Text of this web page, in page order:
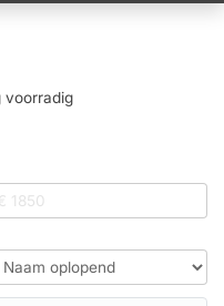
voorradig